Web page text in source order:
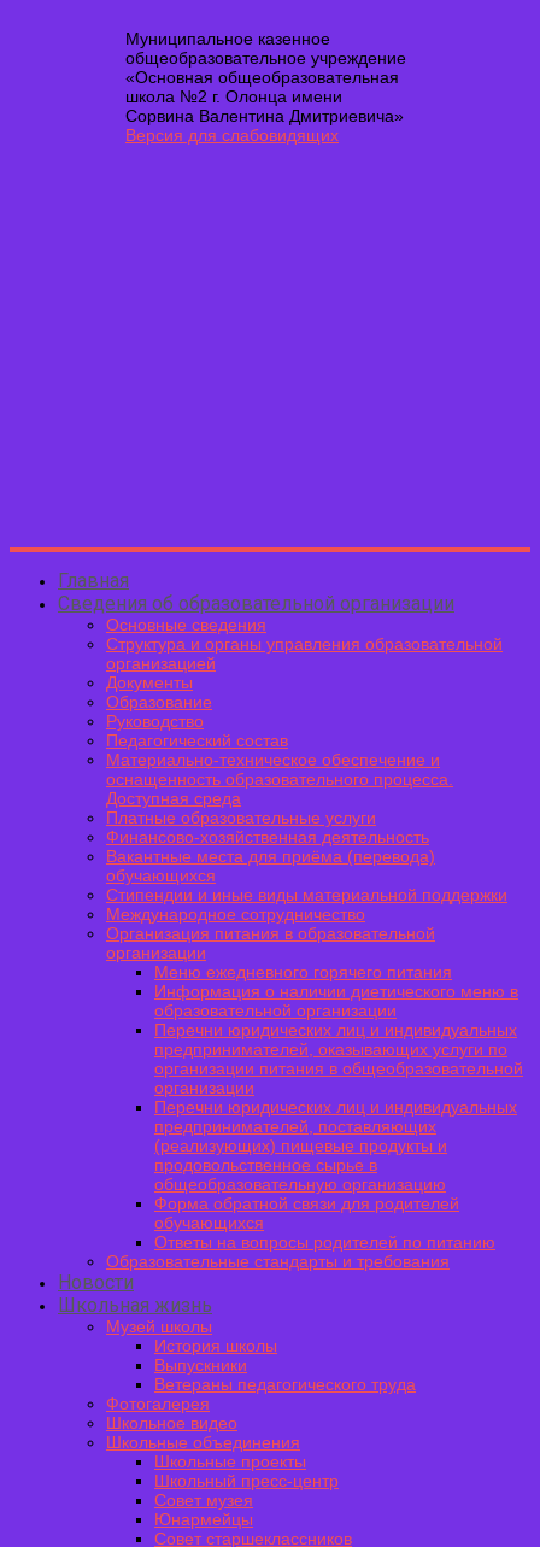
Муниципальное казенное
общеобразовательное учреждение
«Основная общеобразовательная
школа №2 г. Олонца имени
Сорвина Валентина Дмитриевича»
Версия для слабовидящих
Главная
Сведения об образовательной организации
Основные сведения
Структура и органы управления образовательной
организацией
Документы
Образование
Руководство
Педагогический состав
Материально-техническое обеспечение и
оснащенность образовательного процесса.
Доступная среда
Платные образовательные услуги
Финансово-хозяйственная деятельность
Вакантные места для приёма (перевода)
обучающихся
Стипендии и иные виды материальной поддержки
Международное сотрудничество
Организация питания в образовательной
организации
Меню ежедневного горячего питания
Информация о наличии диетического меню в
образовательной организации
Перечни юридических лиц и индивидуальных
предпринимателей, оказывающих услуги по
организации питания в общеобразовательной
организации
Перечни юридических лиц и индивидуальных
предпринимателей, поставляющих
(реализующих) пищевые продукты и
продовольственное сырье в
общеобразовательную организацию
Форма обратной связи для родителей
обучающихся
Ответы на вопросы родителей по питанию
Образовательные стандарты и требования
Новости
Школьная жизнь
Музей школы
История школы
Выпускники
Ветераны педагогического труда
Фотогалерея
Школьное видео
Школьные объединения
Школьные проекты
Школьный пресс-центр
Совет музея
Юнармейцы
Совет старшеклассников